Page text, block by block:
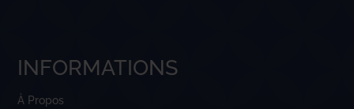
INFORMATIONS
À Propos